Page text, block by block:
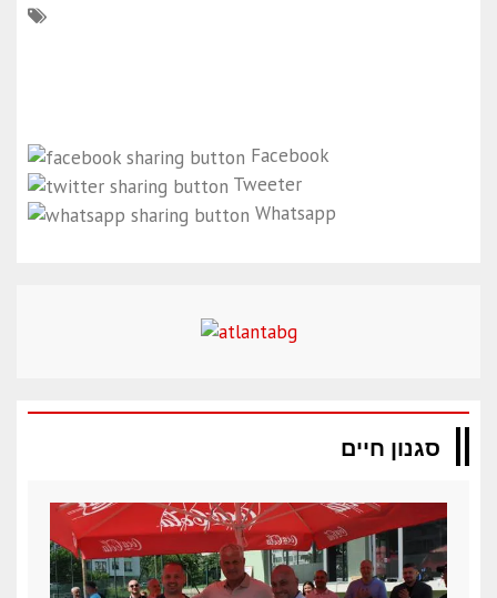
Facebook
Tweeter
Whatsapp
סגנון חיים